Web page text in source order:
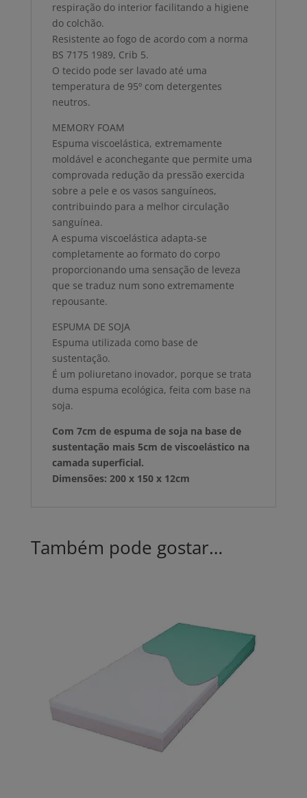
respiração do interior facilitando a higiene
do colchão.
Resistente ao fogo de acordo com a norma
BS 7175 1989, Crib 5.
O tecido pode ser lavado até uma
temperatura de 95º com detergentes
neutros.
MEMORY FOAM
Espuma viscoelástica, extremamente
moldável e aconchegante que permite uma
comprovada redução da pressão exercida
sobre a pele e os vasos sanguíneos,
contribuindo para a melhor circulação
sanguínea.
A espuma viscoelástica adapta-se
completamente ao formato do corpo
proporcionando uma sensação de leveza
que se traduz num sono extremamente
repousante.
ESPUMA DE SOJA
Espuma utilizada como base de
sustentação.
É um poliuretano inovador, porque se trata
duma espuma ecológica, feita com base na
soja.
Com 7cm de espuma de soja na base de
sustentação mais 5cm de viscoelástico na
camada superficial.
Dimensões: 200 x 150 x 12cm
Também pode gostar…